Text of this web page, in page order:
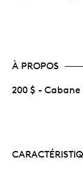
À PROPOS
200 $ - Cabane